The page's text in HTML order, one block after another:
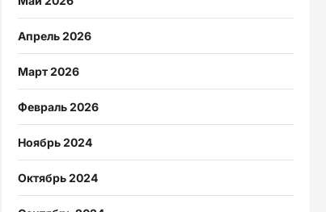
Апрель 2026
Март 2026
Февраль 2026
Ноябрь 2024
Октябрь 2024